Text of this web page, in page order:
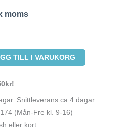
moms
TILL I VARUKORG
Snittleverans ca 4 dagar.
(Mån-Fre kl. 9-16)
eller kort